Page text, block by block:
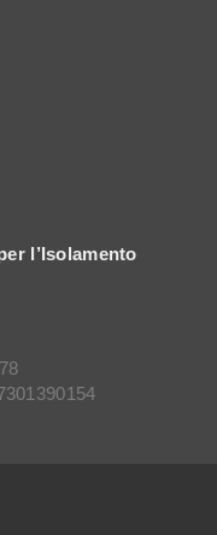
l’Isolamento